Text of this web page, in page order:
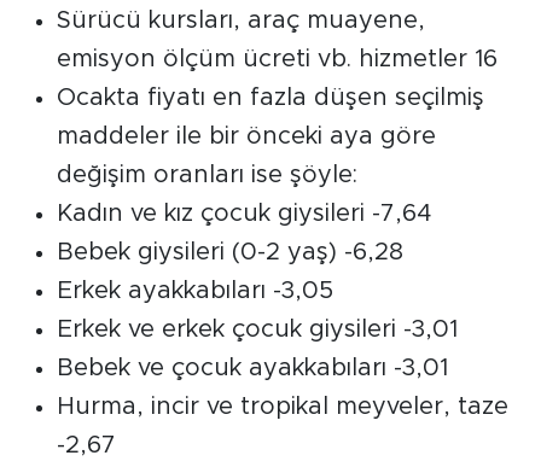
Sürücü kursları, araç muayene,
emisyon ölçüm ücreti vb. hizmetler 16
Ocakta fiyatı en fazla düşen seçilmiş
maddeler ile bir önceki aya göre
değişim oranları ise şöyle:
Kadın ve kız çocuk giysileri -7,64
Bebek giysileri (0-2 yaş) -6,28
Erkek ayakkabıları -3,05
Erkek ve erkek çocuk giysileri -3,01
Bebek ve çocuk ayakkabıları -3,01
Hurma, incir ve tropikal meyveler, taze
-2,67